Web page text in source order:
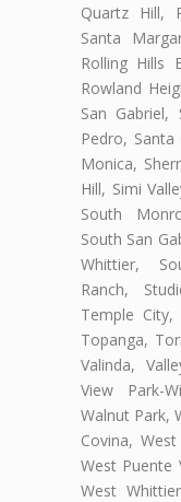
Quartz Hill,
Santa
Rolling Hills
Rowland
San Gabriel,
Pedro, Santa
Monica,
Hill, Simi
South
South San
Whittier,
Ranch,
Temple
Topanga,
Valinda,
View Park-
Walnut Park,
Covina,
West Puente
West